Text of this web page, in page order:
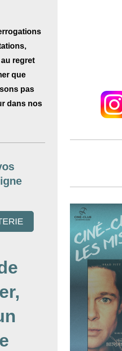
regret
que
pas
dans nos